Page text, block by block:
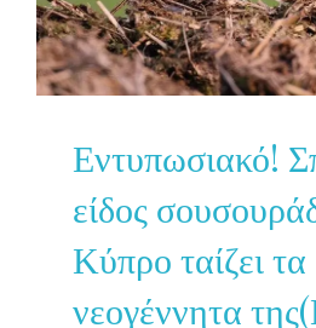
Εντυπωσιακό!
είδος
Κύπρο ταίζει τα
νεογέννητα